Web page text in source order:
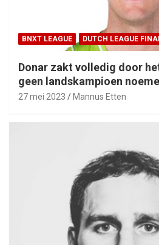
BNXT LEAGUE DUTCH LEAGUE
Donar zakt volledig door
geen landskampioen
27 mei 2023 Mannus Etten